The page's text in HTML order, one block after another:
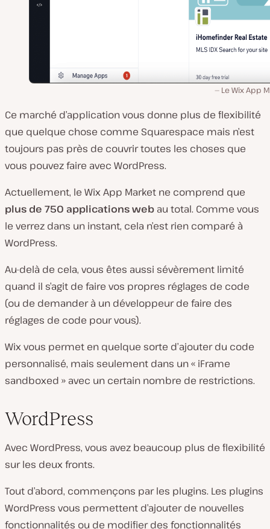
Le Wix App
Ce marché d’application vous donne plus de flexibilité
que quelque chose comme Squarespace mais n’est
toujours pas près de couvrir toutes les choses que
vous pouvez faire avec WordPress.
Actuellement, le Wix App Market ne comprend que
plus de 750 applications web au total. Comme vous
le verrez dans un instant, cela n’est rien comparé à
WordPress.
Au-delà de cela, vous êtes aussi sévèrement limité
quand il s’agit de faire vos propres réglages de code
(ou de demander à un développeur de faire des
réglages de code pour vous).
Wix vous permet en quelque sorte d’ajouter du code
personnalisé, mais seulement dans un « iFrame
sandboxed » avec un certain nombre de restrictions.
WordPress
Avec WordPress, vous avez beaucoup plus de flexibilité
sur les deux fronts.
Tout d’abord, commençons par les plugins. Les plugins
WordPress vous permettent d’ajouter de nouvelles
fonctionnalités ou de modifier des fonctionnalités